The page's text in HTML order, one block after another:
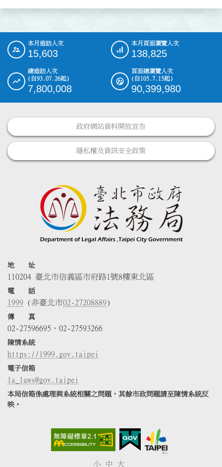
::: 本月造訪人次
15,603
本月頁面瀏覽人次
138,825
總造訪人次
(自93.07.26起)
7,800,008
頁面總瀏覽人次
(自105.7.15起)
90,399,980
政府網站資料開放宣告
隱私權及資訊安全政策
地 址
110204 臺北市信義區市府路1號8樓東北區
電 話
1999 (非臺北市02-27208889)
傳 真
02-27596695、02-27593266
陳情系統
https://1999.gov.taipei
電子信箱
la_laws@gov.taipei
本局信箱係處理與系統相關之問題，其餘市政問題請至陳情系統反
映。
小 中 大